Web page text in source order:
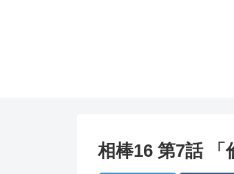
相棒16 第7話 「